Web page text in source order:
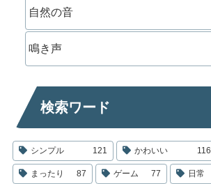
自然の音
鳴き声
検索ワード
シンプル 121 かわいい 116
まったり 87 ゲーム 77 日常